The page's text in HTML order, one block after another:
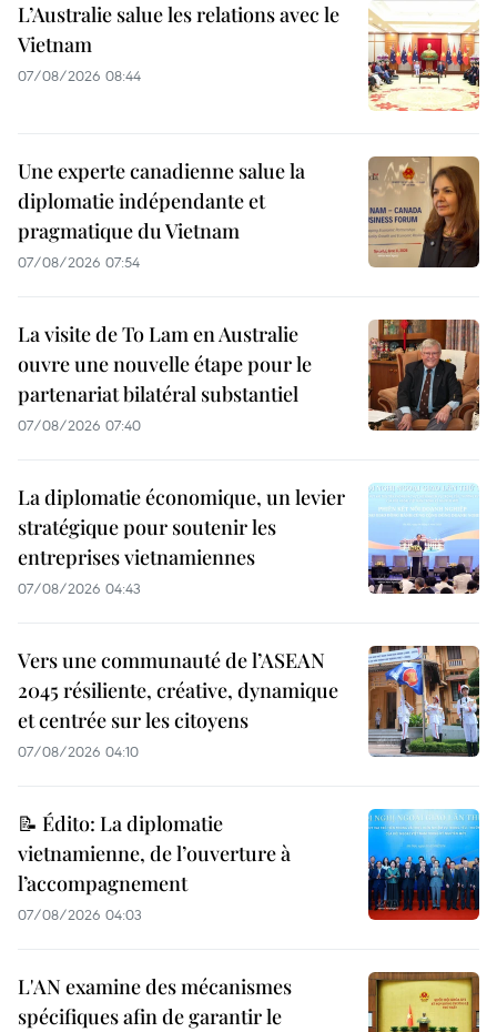
L’Australie salue les relations avec le
Vietnam
07/08/2026 08:44
Une experte canadienne salue la
diplomatie indépendante et
pragmatique du Vietnam
07/08/2026 07:54
La visite de To Lam en Australie
ouvre une nouvelle étape pour le
partenariat bilatéral substantiel
07/08/2026 07:40
La diplomatie économique, un levier
stratégique pour soutenir les
entreprises vietnamiennes
07/08/2026 04:43
Vers une communauté de l’ASEAN
2045 résiliente, créative, dynamique
et centrée sur les citoyens
07/08/2026 04:10
📝 Édito: La diplomatie
vietnamienne, de l’ouverture à
l’accompagnement
07/08/2026 04:03
L'AN examine des mécanismes
spécifiques afin de garantir le